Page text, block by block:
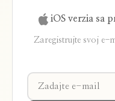
iOS verzia sa
Zaregistrujte svoj e-